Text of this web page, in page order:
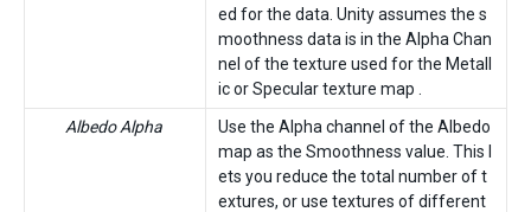
ed for the data. Unity assumes the s
moothness data is in the Alpha Chan
nel of the texture used for the Metall
ic or Specular texture map .
Albedo Alpha
Use the Alpha channel of the Albedo
map as the Smoothness value. This l
ets you reduce the total number of t
extures, or use textures of different